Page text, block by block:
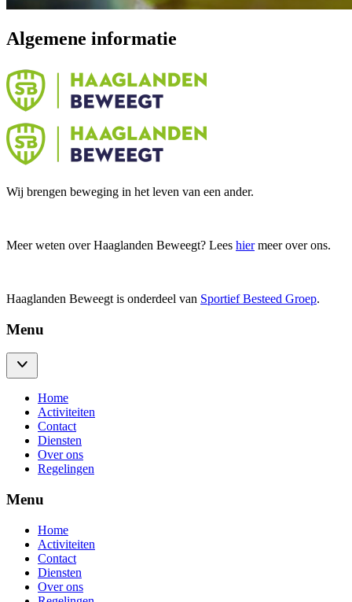
Algemene informatie
Wij brengen beweging in het leven van een ander.
Meer weten over Haaglanden Beweegt? Lees hiermeer over ons.
Haaglanden Beweegt is onderdeel van Sportief Besteed Groep.
Menu
Home
Activiteiten
Contact
Diensten
Over ons
Regelingen
Menu
Home
Activiteiten
Contact
Diensten
Over ons